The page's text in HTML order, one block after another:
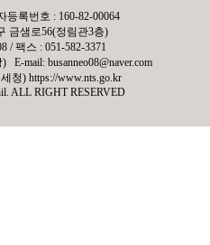
록번호 : 160-82-00064
금샘로56(정림관3층)
/ 팩스 : 051-582-3371
E-mail: busanneo08@naver.com
청) https://www.nts.go.kr
ALL RIGHT RESERVED